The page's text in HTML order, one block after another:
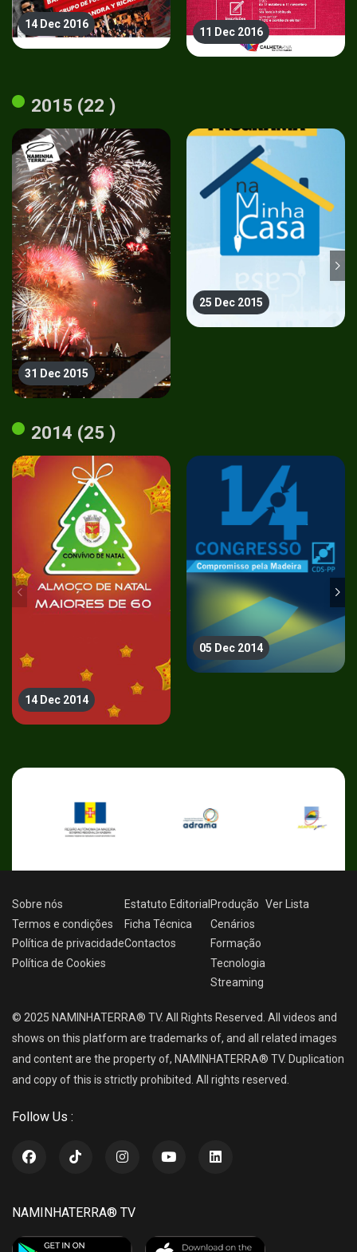
14 Dec 2016
11 Dec 2016
2015 (22 )
31 Dec 2015
25 Dec 2015
2014 (25 )
14 Dec 2014
05 Dec 2014
Sobre nós
Termos e condições
Política de privacidade
Política de Cookies
Estatuto Editorial
Ficha Técnica
Contactos
Produção
Cenários
Formação
Tecnologia
Streaming
Ver Lista
© 2025 NAMINHATERRA® TV. All Rights Reserved. All videos and
shows on this platform are trademarks of, and all related images
and content are the property of, NAMINHATERRA® TV. Duplication
and copy of this is strictly prohibited. All rights reserved.
Follow Us :
NAMINHATERRA® TV